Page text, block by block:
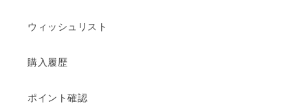
ウィッシュリスト
購入履歴
ポイント確認